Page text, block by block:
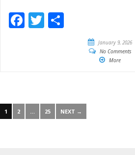
Facebook
Twitter
January 9, 2026
No Comments
More
1 2 … 25 NEXT →